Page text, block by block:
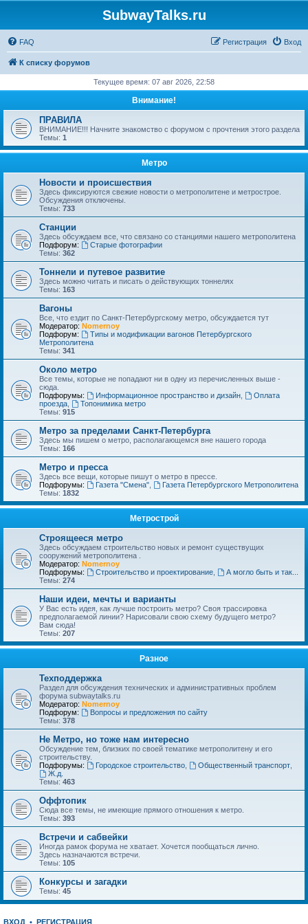
SubwayTalks.ru
FAQ Вход
Регистрация
К списку форумов
Текущее время: 07 авг 2026, 22:58
Внимание!
ПРАВИЛА
ВНИМАНИЕ!!! Начните знакомство с форумом с прочтения этого раздела
Темы: 1
Метро
Новости и происшествия
Здесь фиксируются свежие новости о метрополитене и метрострое.
Обсуждения отключены.
Темы: 733
Станции
Здесь обсуждаем все, что связано со станциями нашего метрополитена
Подфорум:
Старые фотографии
Темы: 362
Тоннели и путевое развитие
Здесь можно читать и писать о действующих тоннелях
Темы: 163
Вагоны
Все, что ездит по Санкт-Петербургскому метро, обсуждается тут
Модератор: Nomernoy
Подфорум:
Типы и модификации вагонов Петербургского
Метрополитена
Темы: 341
Около метро
Все темы, которые не попадают ни в одну из перечисленных выше -
сюда.
Подфорумы:
Информационное пространство и дизайн,
Оплата
проезда
Топонимика метро
Темы: 915
Метро за пределами Санкт-Петербурга
Здесь мы пишем о метро, располагающемся вне нашего города
Темы: 166
Метро и пресса
Здесь все вещи, которые пишут о метро в прессе.
Подфорумы:
Газета "Смена",
Газета Петербургского Метрополитена
Темы: 1832
Метрострой
Строящееся метро
Здесь обсуждаем строительство новых и ремонт существущих
сооружений метрополитена .
Модератор: Nomernoy
Подфорумы:
Строительство и проектирование,
А могло быть и так...
Темы: 274
Наши идеи, мечты и варианты
У Вас есть идея, как лучше построить метро? Своя трассировка
предполагаемой линии? Нарисовали свою схему будущего метро?
Вам сюда!
Темы: 207
Разное
Техподдержка
Раздел для обсуждения технических и административных проблем
форума subwaytalks.ru
Модератор: Nomernoy
Подфорум:
Вопросы и предложения по сайту
Темы: 378
Не Метро, но тоже нам интересно
Обсуждение тем, близких по своей тематике метрополитену и его
строительству.
Подфорумы:
Городское строительство, Общественный транспорт,
Ж.д.
Темы: 463
Оффтопик
Сюда все темы, не имеющие прямого отношения к метро.
Темы: 393
Встречи и сабвейки
Иногда рамок форума не хватает. Хочется пообщаться лично.
Здесь назначаются встречи.
Темы: 105
Конкурсы и загадки
Темы: 45
ВХОД • РЕГИСТРАЦИЯ